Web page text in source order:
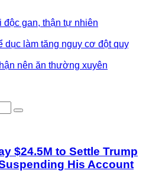
độc gan, thận tự nhiên
dục làm tăng nguy cơ đột quỵ
nên ăn thường xuyên
$24.5M to Settle Trump
His Account